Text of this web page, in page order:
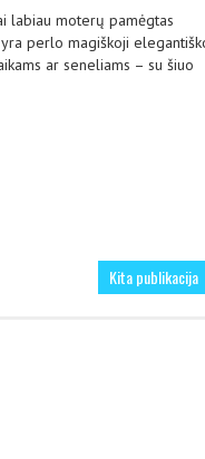
labiau moterų pamėgtas
perlo magiškoji
ar seneliams – su šiuo
Kita publikacija